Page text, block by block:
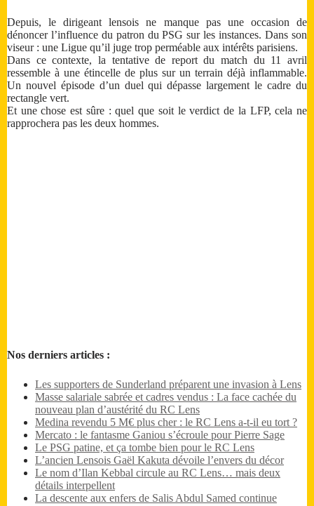
Depuis, le dirigeant lensois ne manque pas une occasion de
dénoncer l’influence du patron du PSG sur les instances. Dans son
viseur : une Ligue qu’il juge trop perméable aux intérêts parisiens.
Dans ce contexte, la tentative de report du match du 11 avril
ressemble à une étincelle de plus sur un terrain déjà inflammable.
Un nouvel épisode d’un duel qui dépasse largement le cadre du
rectangle vert.
Et une chose est sûre : quel que soit le verdict de la LFP, cela ne
rapprochera pas les deux hommes.
Nos derniers articles :
Les supporters de Sunderland préparent une invasion à Lens
Masse salariale sabrée et cadres vendus : La face cachée du
nouveau plan d’austérité du RC Lens
Medina revendu 5 M€ plus cher : le RC Lens a-t-il eu tort ?
Mercato : le fantasme Ganiou s’écroule pour Pierre Sage
Le PSG patine, et ça tombe bien pour le RC Lens
L’ancien Lensois Gaël Kakuta dévoile l’envers du décor
Le nom d’Ilan Kebbal circule au RC Lens… mais deux
détails interpellent
La descente aux enfers de Salis Abdul Samed continue